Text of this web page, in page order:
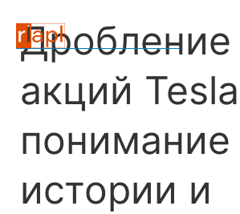
Дробление
акций
понимание
истории и